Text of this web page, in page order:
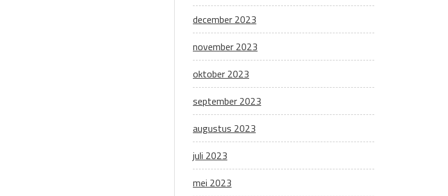
december 2023
november 2023
oktober 2023
september 2023
augustus 2023
juli 2023
mei 2023